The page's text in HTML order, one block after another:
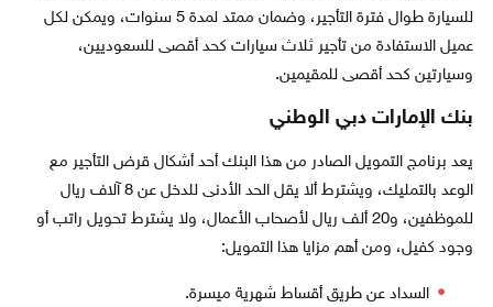
للسيارة طوال فترة التأجير، وضمان ممتد لمدة 5 سنوات، ويمكن لكل
عميل الاستفادة من تأجير ثلاث سيارات كحد أقصى للسعوديين،
وسيارتين كحد أقصى للمقيمين.
بنك الإمارات دبي الوطني
يعد برنامج التمويل الصادر من هذا البنك أحد أشكال قرض التأجير مع
الوعد بالتمليك، ويشترط ألا يقل الحد الأدنى للدخل عن 8 آلاف ريال
للموظفين، و20 ألف ريال لأصحاب الأعمال، ولا يشترط تحويل راتب أو
وجود كفيل، ومن أهم مزايا هذا التمويل:
السداد عن طريق أقساط شهرية ميسرة.